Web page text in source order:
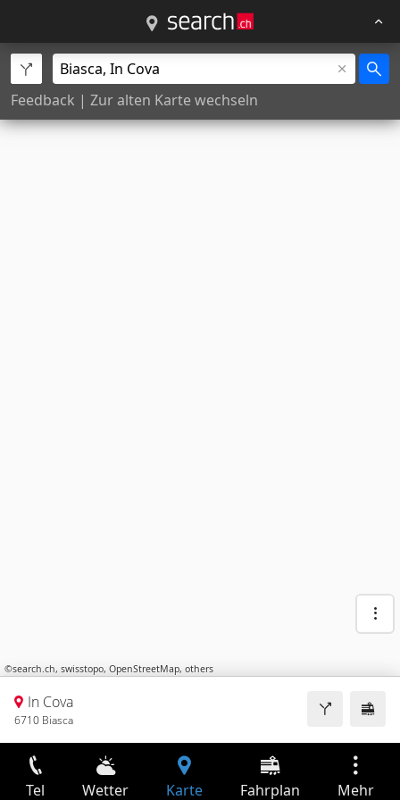
Feedback | Zur alten Karte wechseln
©search.ch, swisstopo, OpenStreetMap, others
In Cova
6710 Biasca
Tel Wetter Karte Fahrplan Mehr